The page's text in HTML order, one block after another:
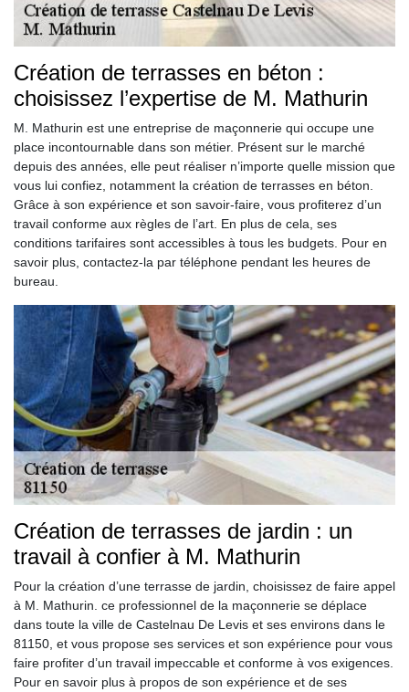
Création de terrasses en béton :
choisissez l’expertise de M. Mathurin
M. Mathurin est une entreprise de maçonnerie qui occupe une
place incontournable dans son métier. Présent sur le marché
depuis des années, elle peut réaliser n’importe quelle mission que
vous lui confiez, notamment la création de terrasses en béton.
Grâce à son expérience et son savoir-faire, vous profiterez d’un
travail conforme aux règles de l’art. En plus de cela, ses
conditions tarifaires sont accessibles à tous les budgets. Pour en
savoir plus, contactez-la par téléphone pendant les heures de
bureau.
Création de terrasses de jardin : un
travail à confier à M. Mathurin
Pour la création d’une terrasse de jardin, choisissez de faire appel
à M. Mathurin. ce professionnel de la maçonnerie se déplace
dans toute la ville de Castelnau De Levis et ses environs dans le
81150, et vous propose ses services et son expérience pour vous
faire profiter d’un travail impeccable et conforme à vos exigences.
Pour en savoir plus à propos de son expérience et de ses